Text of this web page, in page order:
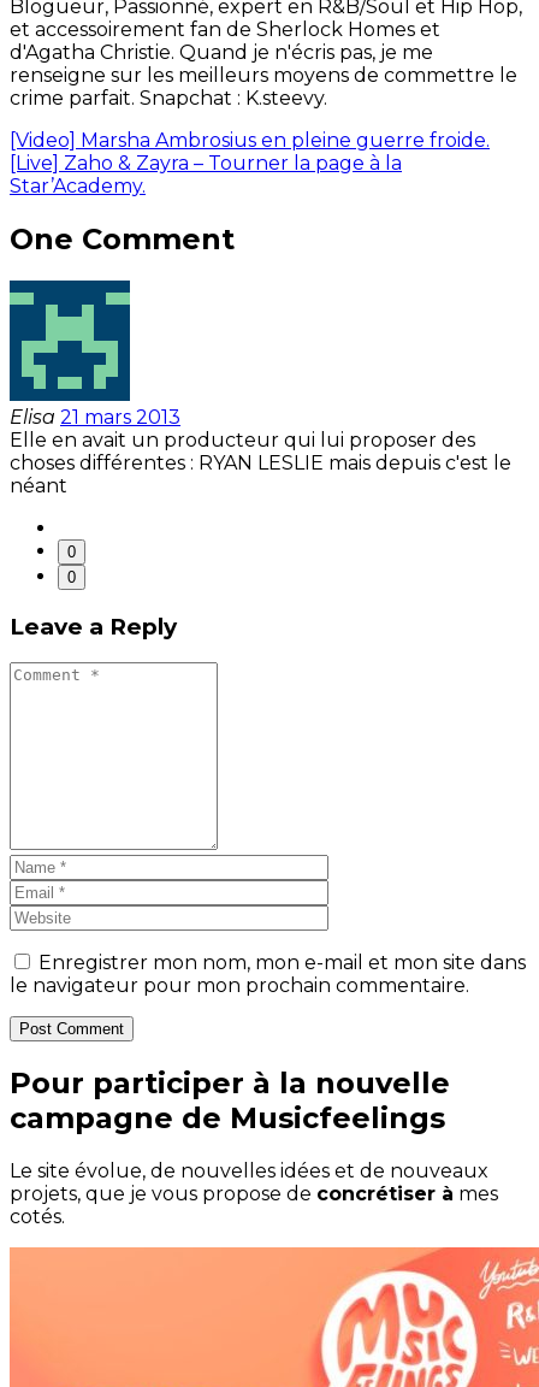
Blogueur, Passionné, expert en R&B/Soul et Hip Hop,
et accessoirement fan de Sherlock Homes et
d'Agatha Christie. Quand je n'écris pas, je me
renseigne sur les meilleurs moyens de commettre le
crime parfait. Snapchat : K.steevy.
[Video] Marsha Ambrosius en pleine guerre froide.
[Live] Zaho & Zayra – Tourner la page à la
Star’Academy.
One Comment
Elisa 21 mars 2013
Elle en avait un producteur qui lui proposer des
choses différentes : RYAN LESLIE mais depuis c'est le
néant
0
0
Leave a Reply
Enregistrer mon nom, mon e-mail et mon site dans
le navigateur pour mon prochain commentaire.
Post Comment
Pour participer à la nouvelle
campagne de Musicfeelings
Le site évolue, de nouvelles idées et de nouveaux
projets, que je vous propose de concrétiser à mes
cotés.